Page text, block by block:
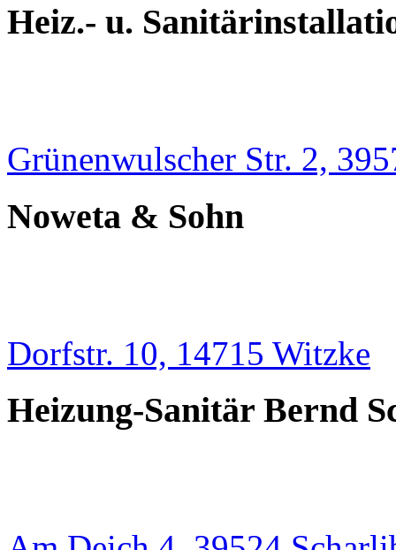
Heiz.- u.
Grünenwulscher Str. 2,
Noweta & Sohn
Dorfstr. 10, 14715 Witzke
Heizung-Sanitär Bernd